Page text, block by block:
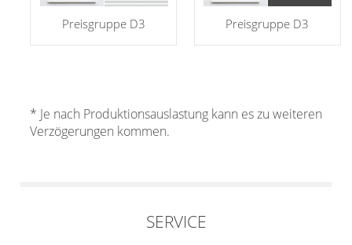
Standard Raffrollos
Zubehör für Raffrollos
Maß
Standard
Zubehör für Vorhänge in
Standardgrößen
Lamellen nach Maß
Fensterformen
Messanleitung
Jalousien
Jalousien nach Maß
Holzjalousien
Markisenstoff
Sichtschutz
Balkonbespannung nach
Scheibengardinen
Messanleitung
Preisgruppe D3 Preisgruppe D3
* Je nach Produktionsauslastung kann es zu weiteren
Verzögerungen kommen.
SERVICE